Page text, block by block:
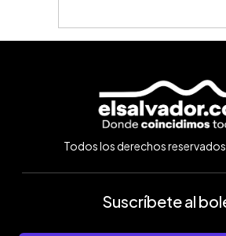
Todos los derechos
Suscríbete al